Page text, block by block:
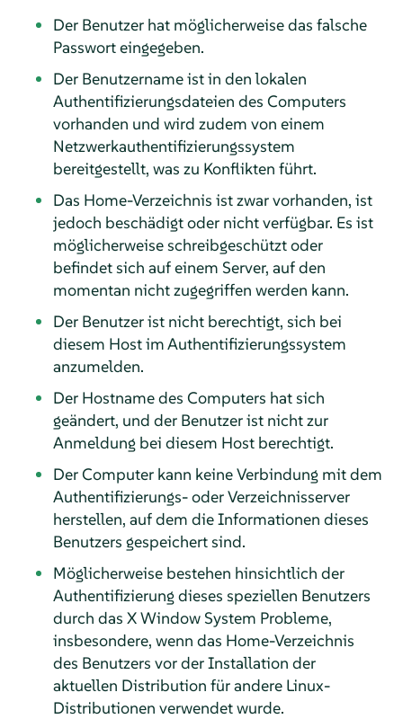
Der Benutzer hat möglicherweise das falsche
Passwort eingegeben.
Der Benutzername ist in den lokalen
Authentifizierungsdateien des Computers
vorhanden und wird zudem von einem
Netzwerkauthentifizierungssystem
bereitgestellt, was zu Konflikten führt.
Das Home-Verzeichnis ist zwar vorhanden, ist
jedoch beschädigt oder nicht verfügbar. Es ist
möglicherweise schreibgeschützt oder
befindet sich auf einem Server, auf den
momentan nicht zugegriffen werden kann.
Der Benutzer ist nicht berechtigt, sich bei
diesem Host im Authentifizierungssystem
anzumelden.
Der Hostname des Computers hat sich
geändert, und der Benutzer ist nicht zur
Anmeldung bei diesem Host berechtigt.
Der Computer kann keine Verbindung mit dem
Authentifizierungs- oder Verzeichnisserver
herstellen, auf dem die Informationen dieses
Benutzers gespeichert sind.
Möglicherweise bestehen hinsichtlich der
Authentifizierung dieses speziellen Benutzers
durch das X Window System Probleme,
insbesondere, wenn das Home-Verzeichnis
des Benutzers vor der Installation der
aktuellen Distribution für andere Linux-
Distributionen verwendet wurde.